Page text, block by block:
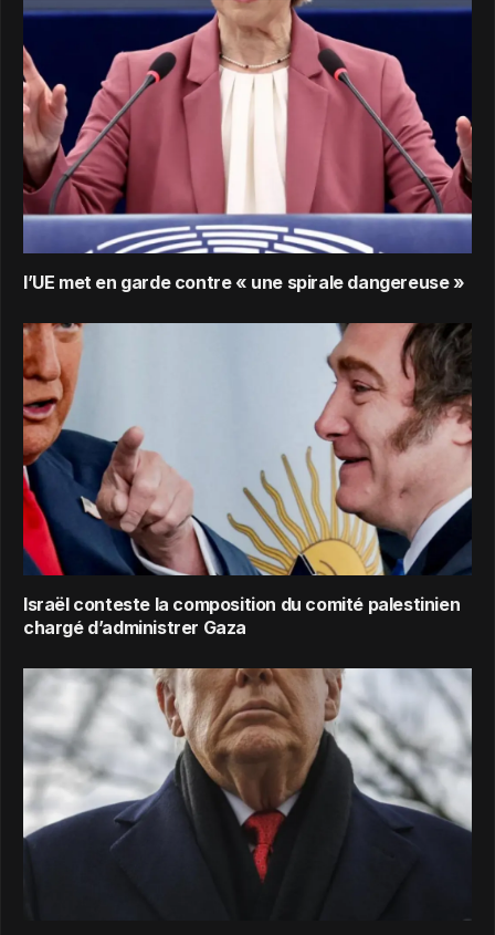
l’UE met en garde contre « une spirale dangereuse »
Israël conteste la composition du comité palestinien
chargé d’administrer Gaza